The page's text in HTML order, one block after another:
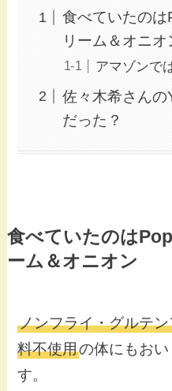
食べていたの
リーム＆オニオ
アマゾンで
佐々木希さん
だった？
食べていたのは
ーム＆オニオン
ノンフライ・グルテ
料不使用の体にもお
す。